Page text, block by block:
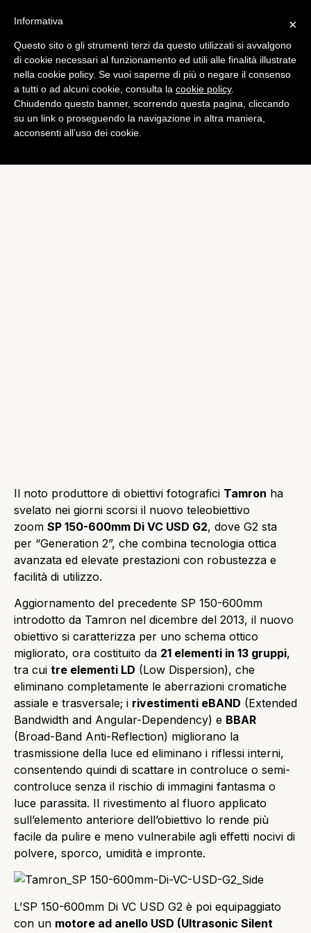
Foto
Tamron svela il nuovo super
teleobiettivo zoom SP 150-
600mm Di VC USD G2
diGiacomo Richichi
Il noto produttore di obiettivi fotografici Tamron ha
svelato nei giorni scorsi il nuovo teleobiettivo
zoom SP 150-600mm Di VC USD G2, dove G2 sta
per “Generation 2”, che combina tecnologia ottica
avanzata ed elevate prestazioni con robustezza e
facilità di utilizzo.
Aggiornamento del precedente SP 150-600mm
introdotto da Tamron nel dicembre del 2013, il nuovo
obiettivo si caratterizza per uno schema ottico
migliorato, ora costituito da 21 elementi in 13 gruppi,
tra cui tre elementi LD (Low Dispersion), che
eliminano completamente le aberrazioni cromatiche
assiale e trasversale; i rivestimenti eBAND (Extended
Bandwidth and Angular-Dependency) e BBAR
(Broad-Band Anti-Reflection) migliorano la
trasmissione della luce ed eliminano i riflessi interni,
consentendo quindi di scattare in controluce o semi-
controluce senza il rischio di immagini fantasma o
luce parassita. Il rivestimento al fluoro applicato
sull’elemento anteriore dell’obiettivo lo rende più
facile da pulire e meno vulnerabile agli effetti nocivi di
polvere, sporco, umidità e impronte.
L’SP 150-600mm Di VC USD G2 è poi equipaggiato
con un motore ad anello USD (Ultrasonic Silent
×
Informativa
Questo sito o gli strumenti terzi da questo utilizzati si avvalgono
di cookie necessari al funzionamento ed utili alle finalità illustrate
nella cookie policy. Se vuoi saperne di più o negare il consenso
a tutti o ad alcuni cookie, consulta la cookie policy.
Chiudendo questo banner, scorrendo questa pagina, cliccando
su un link o proseguendo la navigazione in altra maniera,
acconsenti all’uso dei cookie.